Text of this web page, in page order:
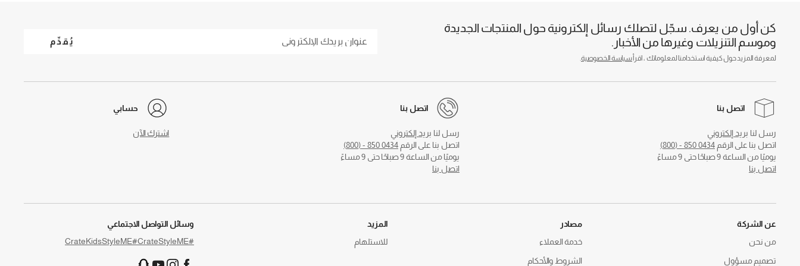
كن أول من يعرف. سجّل لتصلك رسائل إلكترونية حول المنتجات الجديدة
وموسم التنزيلات وغيرها من الأخبار.
لمعرفة المزيد حول كيفية استخدامنا لمعلوماتك ، اقرأسياسة الخصوصية.
يُقدِّم
اتصل بنا
رسل لنا بريد إلكتروني
اتصل بنا على الرقم 0434 850 - (800)
يوميًا من الساعة 9 صباحًا حتى 9 مساءً
اتصل بنا
اتصل بنا
رسل لنا بريد إلكتروني
اتصل بنا على الرقم 0434 850 - (800)
يوميًا من الساعة 9 صباحًا حتى 9 مساءً
اتصل بنا
حسابي
اشترك الآن
عن الشركة
من نحن
تصميم مسؤول
مصادر
خدمة العملاء
الشروط والأحكام
المزيد
للاستلهام
وسائل التواصل الاجتماعي
#CrateStyleME
#CrateKidsStyleME